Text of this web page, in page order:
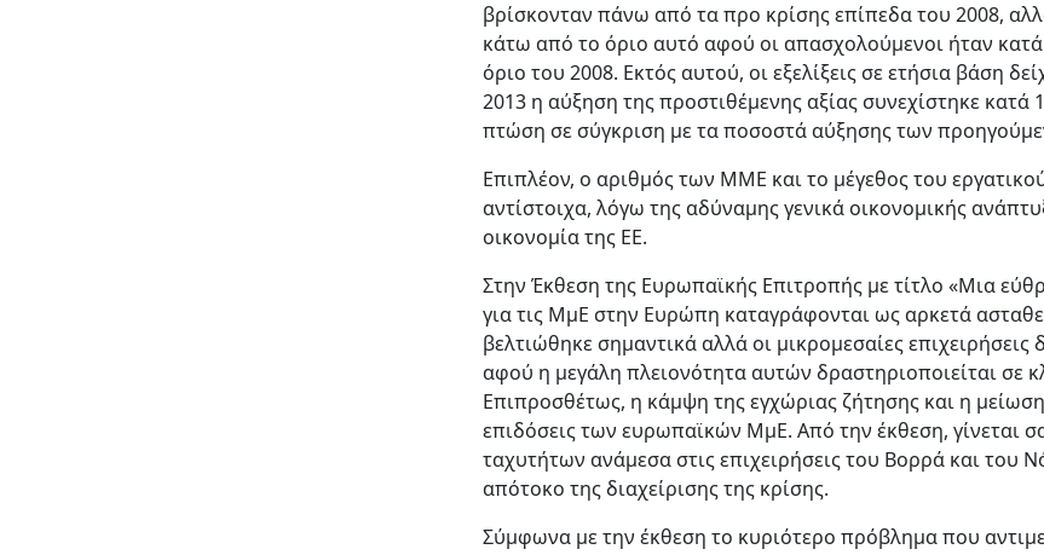
βρίσκονταν πάνω από τα προ κρίσης επίπεδα του 2008,
κάτω από το όριο αυτό αφού οι απασχολούμενοι ήταν
όριο του 2008. Εκτός αυτού, οι εξελίξεις σε ετήσια βάση
2013 η αύξηση της προστιθέμενης αξίας συνεχίστηκε κατά
πτώση σε σύγκριση με τα ποσοστά αύξησης των
Επιπλέον, ο αριθμός των ΜΜΕ και το μέγεθος του
αντίστοιχα, λόγω της αδύναμης γενικά οικονομικής
οικονομία της ΕΕ.
Στην Έκθεση της Ευρωπαϊκής Επιτροπής με τίτλο «Μια
για τις ΜμΕ στην Ευρώπη καταγράφονται ως αρκετά
βελτιώθηκε σημαντικά αλλά οι μικρομεσαίες
αφού η μεγάλη πλειονότητα αυτών δραστηριοποιείται
Επιπροσθέτως, η κάμψη της εγχώριας ζήτησης και η
επιδόσεις των ευρωπαϊκών ΜμΕ. Από την έκθεση, γίνεται
ταχυτήτων ανάμεσα στις επιχειρήσεις του Βορρά και
απότοκο της διαχείρισης της κρίσης.
Σύμφωνα με την έκθεση το κυριότερο πρόβλημα που